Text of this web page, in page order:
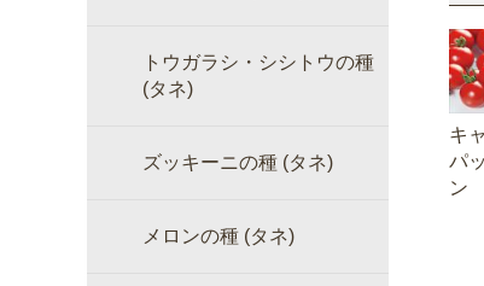
トウガラシ・シシトウの種
(タネ)
ズッキーニの種 (タネ)
メロンの種 (タネ)
キ
パ
ン